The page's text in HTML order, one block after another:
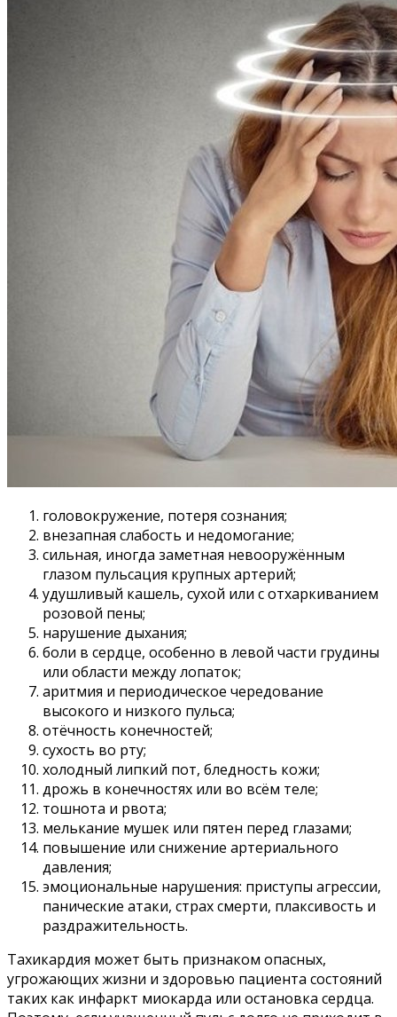
головокружение, потеря сознания;
внезапная слабость и недомогание;
сильная, иногда заметная невооружённым
глазом пульсация крупных артерий;
удушливый кашель, сухой или с отхаркиванием
розовой пены;
нарушение дыхания;
боли в сердце, особенно в левой части грудины
или области между лопаток;
аритмия и периодическое чередование
высокого и низкого пульса;
отёчность конечностей;
сухость во рту;
холодный липкий пот, бледность кожи;
дрожь в конечностях или во всём теле;
тошнота и рвота;
мелькание мушек или пятен перед глазами;
повышение или снижение артериального
давления;
эмоциональные нарушения: приступы агрессии,
панические атаки, страх смерти, плаксивость и
раздражительность.
Тахикардия может быть признаком опасных,
угрожающих жизни и здоровью пациента состояний
таких как инфаркт миокарда или остановка сердца.